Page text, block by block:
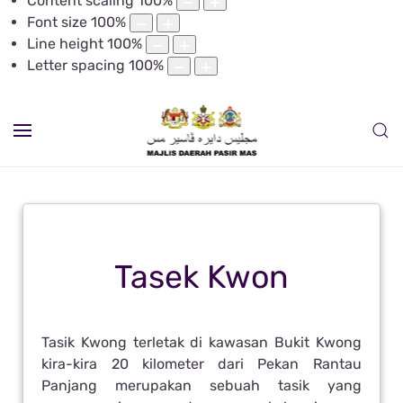
Font size 100%
Line height 100%
Letter spacing 100%
Tasek Kwon
Tasik Kwong terletak di kawasan Bukit Kwong
kira-kira 20 kilometer dari Pekan Rantau
Panjang merupakan sebuah tasik yang